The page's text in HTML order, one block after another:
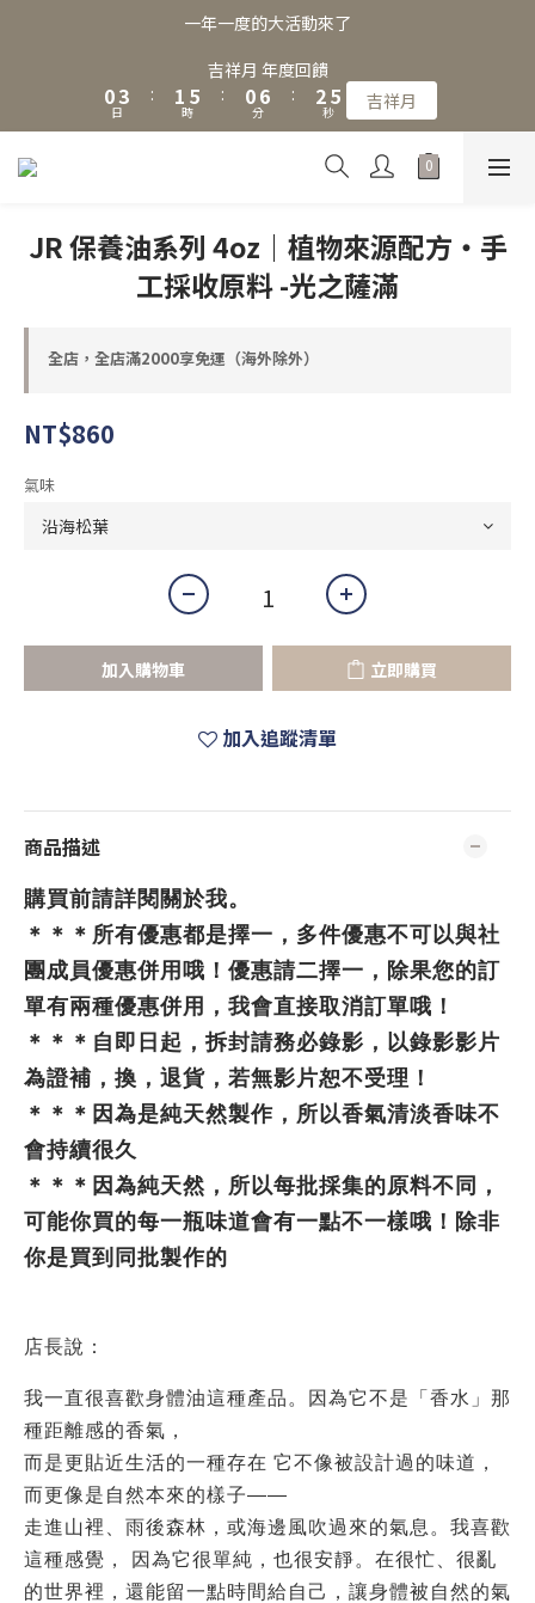
一年一度的大活動來了
吉祥月 年度回饋
03
2
日
:
1
0
8
5
4
時
:
3
1
0
9
7
6
5
分
:
5
3
2
1
7
4
3
2
1
秒 吉祥月
JR 保養油系列 4oz｜植物來源配方・手
工採收原料 -光之薩滿
全店，全店滿2000享免運（海外除外）
NT$860
氣味
加入購物車 立即購買
加入追蹤清單
商品描述
購買前請詳閱關於我。
＊＊＊所有優惠都是擇一，多件優惠不可以與社
團成員優惠併用哦！優惠請二擇一，除果您的訂
單有兩種優惠併用，我會直接取消訂單哦！
＊＊＊自即日起，拆封請務必錄影，以錄影影片
為證補，換，退貨，若無影片恕不受理！
＊＊＊因為是純天然製作，所以香氣清淡香味不
會持續很久
＊＊＊因為純天然，所以每批採集的原料不同，
可能你買的每一瓶味道會有一點不一樣哦！除非
你是買到同批製作的
店長說：
我一直很喜歡身體油這種產品。因為它不是「香水」那
種距離感的香氣，
而是更貼近生活的一種存在 它不像被設計過的味道，
而更像是自然本來的樣子——
走進山裡、雨後森林，或海邊風吹過來的氣息。我喜歡
這種感覺， 因為它很單純，也很安靜。在很忙、很亂
的世界裡，還能留一點時間給自己，讓身體被自然的氣